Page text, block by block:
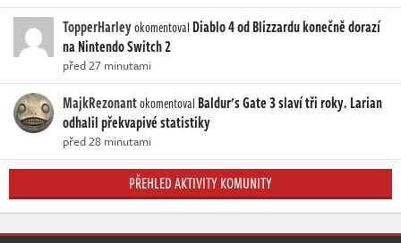
TopperHarleyokomentoval Diablo 4 od Blizzardu konečně dorazí
na Nintendo Switch 2
před 27 minutami
MajkRezonantokomentoval Baldur's Gate 3 slaví tři roky. Larian
odhalil překvapivé statistiky
před 28 minutami
PŘEHLED AKTIVITY KOMUNITY